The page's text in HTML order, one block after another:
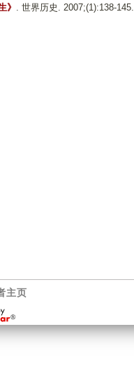
》 . 世界历史. 2007;(1):138-145.
主页